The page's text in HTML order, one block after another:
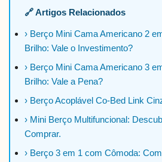
🔗 Artigos Relacionados
› Berço Mini Cama Americano 2
Brilho: Vale o Investimento?
› Berço Mini Cama Americano 3
Brilho: Vale a Pena?
› Berço Acoplável Co-Bed Link
› Mini Berço Multifuncional:
Comprar.
› Berço 3 em 1 com Cômoda: